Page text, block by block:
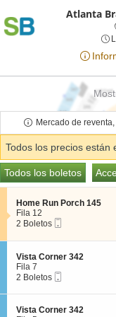
Atlanta
Mercado de
Todos los precios están
Tipos
de
Todas las entradas
Todos los boletos
S
e
c
i
ó
n
H
o
m
R
Home Run Porch 145
Fila 12
2
disponible
2 Boletos
S
e
c
i
ó
Vista Corner 342
Fila 7
2
disponible
2 Boletos
S
Vista Corner 342